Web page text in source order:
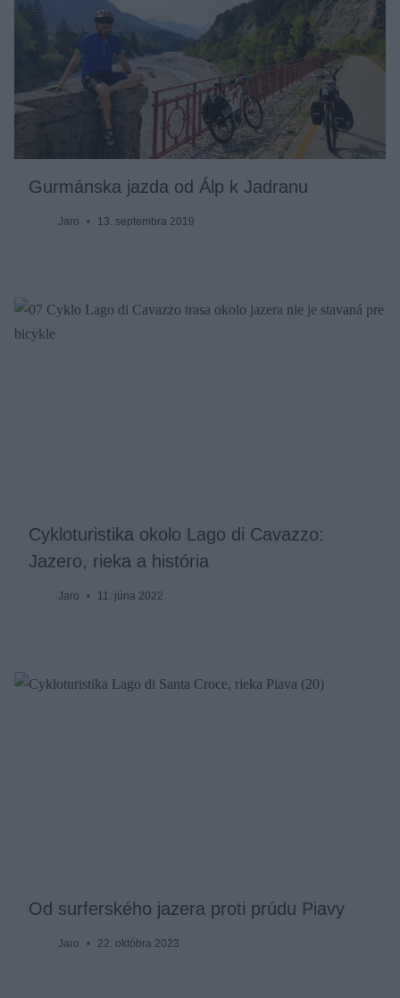
Gurmánska jazda od Álp k Jadranu
Jaro 13. septembra 2019
Cykloturistika okolo Lago di Cavazzo:
Jazero, rieka a história
Jaro 11. júna 2022
Od surferského jazera proti prúdu Piavy
Jaro 22. októbra 2023